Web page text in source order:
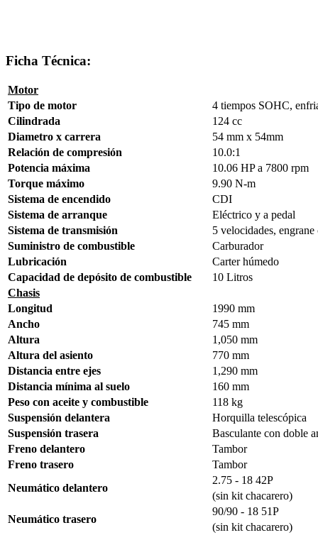
Ficha Técnica:
Motor
Tipo de motor
4 tiempos SOHC,
Cilindrada
124 cc
Diametro x carrera
54 mm x 54mm
Relación de compresión
10.0:1
Potencia máxima
10.06 HP a 7800 rpm
Torque máximo
9.90 N-m
Sistema de encendido
CDI
Sistema de arranque
Eléctrico y a pedal
Sistema de transmisión
5 velocidades, engrane
Suministro de combustible
Carburador
Lubricación
Carter húmedo
Capacidad de depósito de combustible
10 Litros
Chasis
Longitud
1990 mm
Ancho
745 mm
Altura
1,050 mm
Altura del asiento
770 mm
Distancia entre ejes
1,290 mm
Distancia mínima al suelo
160 mm
Peso con aceite y combustible
118 kg
Suspensión delantera
Horquilla telescópica
Suspensión trasera
Basculante con doble
Freno delantero
Tambor
Freno trasero
Tambor
Neumático delantero
2.75 - 18 42P
(sin kit chacarero)
Neumático trasero
90/90 - 18 51P
(sin kit chacarero)